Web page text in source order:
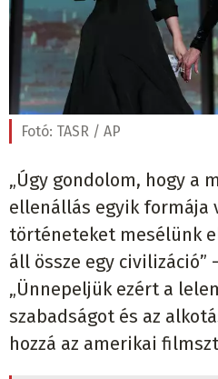
Fotó: TASR / AP
„Úgy gondolom, hogy a
ellenállás egyik formája
történeteket mesélünk
áll össze egy civilizáció”
„Ünnepeljük ezért a
szabadságot és az
hozzá az amerikai